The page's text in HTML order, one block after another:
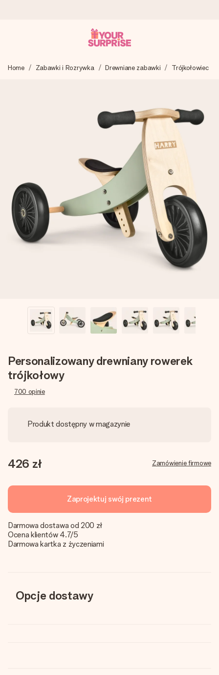
Tworzymy Twój prezent z troską i wysyłamy go w mgnieniu
4,7 (na podstawie +15 000 opinii)
Nasze prezenty inspirują. Klienci oceniają nas na 4,7 w
Darmowy bilecik z życzeniami
Stwórz coś wyjątkowego w zaledwie kilku krokach – z jej
imieniem, swoim zdjęciem lub wiadomością, która naprawdę
poruszy serce. Bez problemu, po prostu ogrom miłości na
tę chwilę.
Home Zabawki i Rozrywka Drewniane zabawki Trójkołowiec
Personalizowany drewniany rowerek
trójkołowy
700 opinie
Produkt dostępny w magazynie
426 zł Zamówienie firmowe
Zaprojektuj swój prezent
Darmowa dostawa od 200 zł
Ocena klientów 4.7/5
Darmowa kartka z życzeniami
Opcje dostawy